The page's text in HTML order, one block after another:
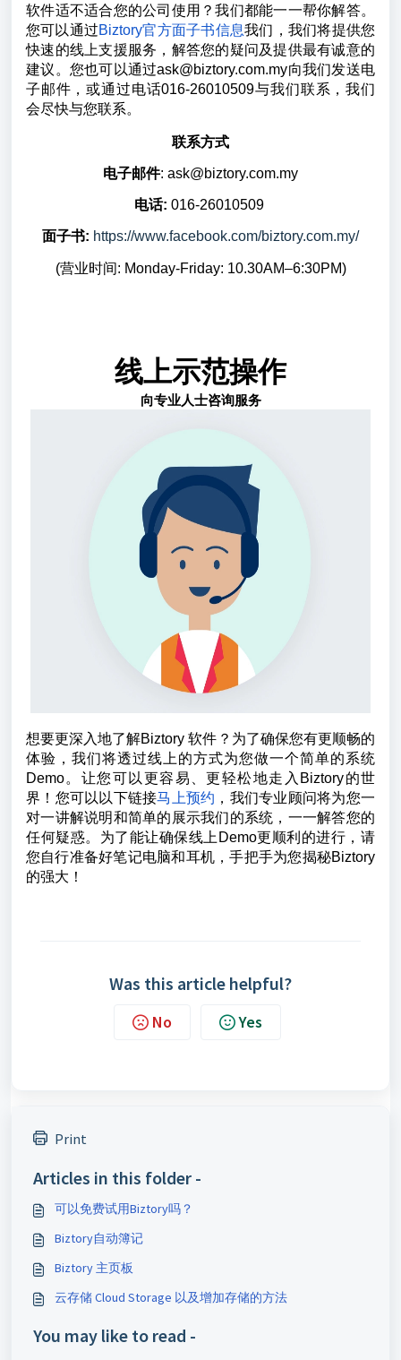
软件适不适合您的公司使用？我们都能一一帮你解答。
您可以通过Biztory官方面子书信息我们，我们将提供您
快速的线上支援服务，解答您的疑问及提供最有诚意的
建议。您也可以通过ask@biztory.com.my向我们发送电
子邮件，或通过电话016-26010509与我们联系，我们
会尽快与您联系。
联系方式
电子邮件: ask@biztory.com.my
电话: 016-26010509
面子书: https://www.facebook.com/biztory.com.my/
(营业时间: Monday-Friday: 10.30AM–6:30PM)
线上示范操作
向专业人士咨询服务
想要更深入地了解Biztory 软件？为了确保您有更顺畅的
体验，我们将透过线上的方式为您做一个简单的系统
Demo。让您可以更容易、更轻松地走入Biztory的世
界！您可以以下链接马上预约 ，我们专业顾问将为您一
对一讲解说明和简单的展示我们的系统，一一解答您的
任何疑惑。为了能让确保线上Demo更顺利的进行，请
您自行准备好笔记电脑和耳机，手把手为您揭秘Biztory
的强大！
Was this article helpful?
No Yes
Print
Articles in this folder -
可以免费试用Biztory吗？
Biztory自动簿记
Biztory 主页板
云存储 Cloud Storage 以及增加存储的方法
You may like to read -